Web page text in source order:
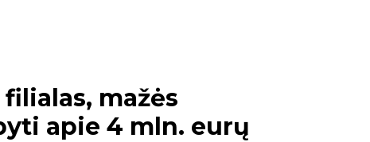
mažės
apie 4 mln. eurų